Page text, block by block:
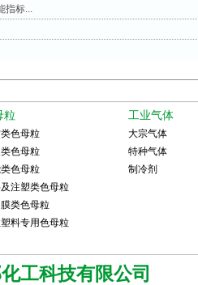
指标...
粒
色母粒
色母粒
色母粒
注塑类色母粒
类色母粒
料专用色母粒
工业气体
大宗气体
特种气体
制冷剂
工科技有限公司